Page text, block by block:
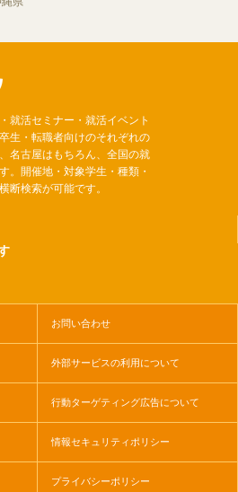
就活セミナー・就活イベント
生・転職者向けのそれぞれの
名古屋はもちろん、全国の就
。開催地・対象学生・種類・
断検索が可能です。
お問い合わせ
外部サービスの利用について
行動ターゲティング広告について
情報セキュリティポリシー
プライバシーポリシー